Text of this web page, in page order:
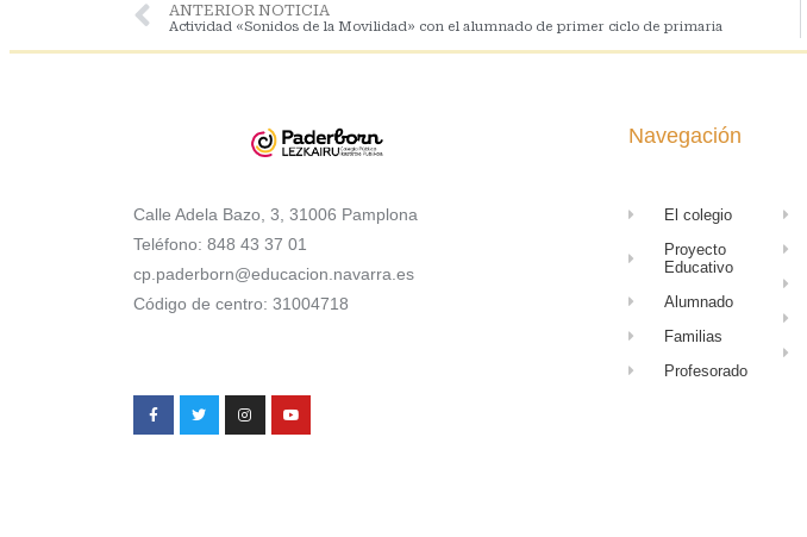
ANTERIOR NOTICIA
Actividad «Sonidos de la Movilidad» con el alumnado de primer ciclo de primaria
Calle Adela Bazo, 3, 31006 Pamplona
Teléfono: 848 43 37 01
cp.paderborn@educacion.navarra.es
Código de centro: 31004718
Navegación
El colegio
Proyecto
Educativo
Alumnado
Familias
Profesorado